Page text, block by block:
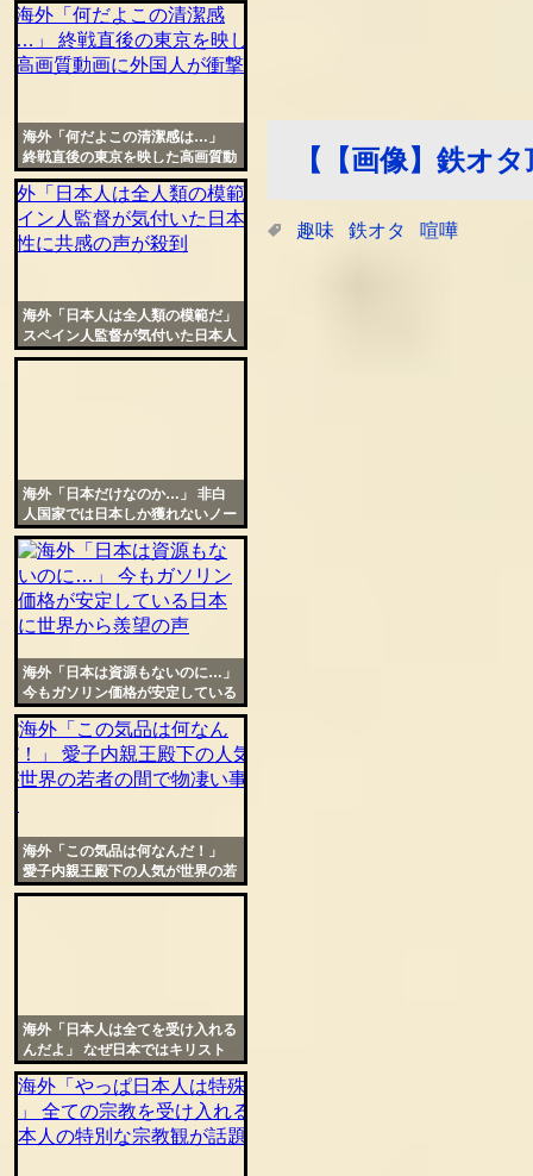
【【画像】鉄オ
趣味 鉄オタ 喧嘩
共放送が特集
海外「何だよこの清潔感は…」
終戦直後の東京を映した高画質動
画に外国人が衝撃
海外「日本人は全人類の模範だ」
スペイン人監督が気付いた日本人
の特殊性に共感の声が殺到
海外「日本だけなのか…」 非白
人国家では日本しか獲れないノー
ベル賞の現状に悲嘆の声
海外「日本は資源もないのに…」
今もガソリン価格が安定している
日本に世界から羨望の声
海外「この気品は何なんだ！」
愛子内親王殿下の人気が世界の若
者の間で物凄い事に
海外「日本人は全てを受け入れる
んだよ」 なぜ日本ではキリスト
教式の結婚式が人気なのか議論に